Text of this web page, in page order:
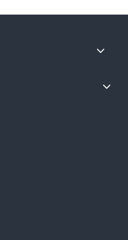
máquina de soldadura de